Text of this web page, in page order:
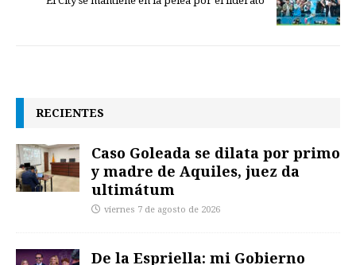
RECIENTES
Caso Goleada se dilata por primo
y madre de Aquiles, juez da
ultimátum
viernes 7 de agosto de 2026
De la Espriella: mi Gobierno